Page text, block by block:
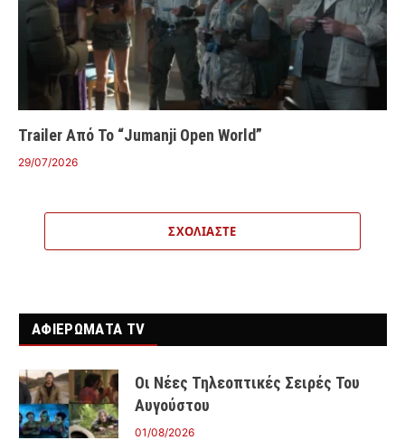
Trailer Από Το “Jumanji Open World”
29/07/2026
ΣΧΟΛΙΆΣΤΕ
ΑΦΙΕΡΩΜΑΤΑ TV
Οι Νέες Τηλεοπτικές Σειρές Του
Αυγούστου
01/08/2026